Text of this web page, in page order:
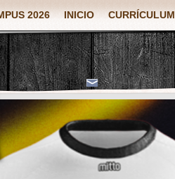
2026 INICIO CURRÍCULUM